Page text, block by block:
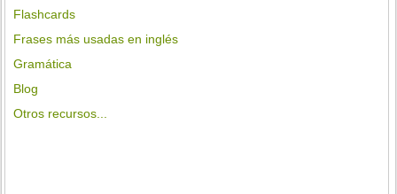
Flashcards
Frases más usadas en inglés
Gramática
Blog
Otros recursos...